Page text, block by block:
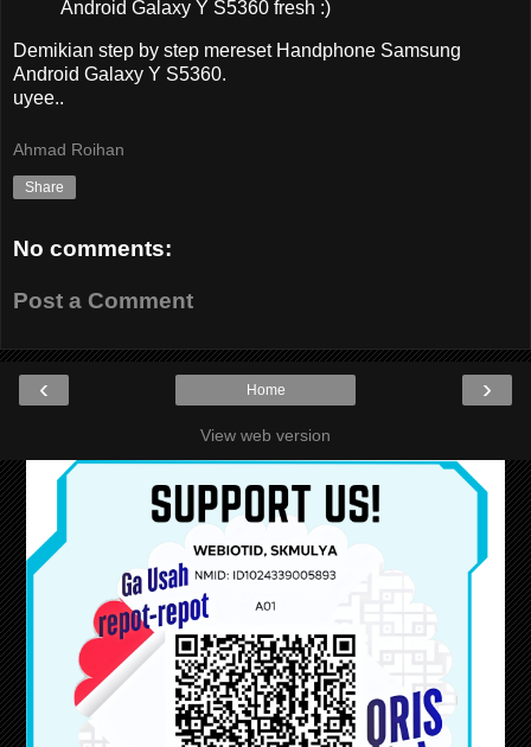
Android Galaxy Y S5360 fresh :)
Demikian step by step mereset Handphone Samsung
Android Galaxy Y S5360.
uyee..
Ahmad Roihan
Share
No comments:
Post a Comment
‹ ›
Home
View web version